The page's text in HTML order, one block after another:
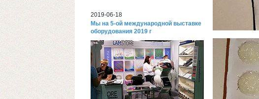
2019-06-18
Мы на 5-ой международной выставке
оборудования 2019 г